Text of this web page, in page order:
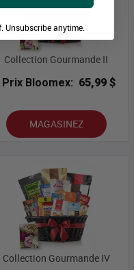
Collection Gourmande II
Prix Bloomex: 65,99 $
MAGASINEZ
Collection Gourmande IV
Unsubscribe anytime.